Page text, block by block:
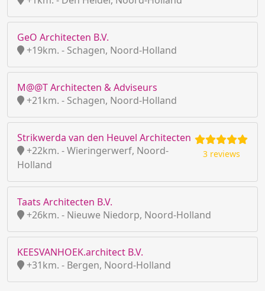
GeO Architecten B.V.
+19km. - Schagen, Noord-Holland
M@@T Architecten & Adviseurs
+21km. - Schagen, Noord-Holland
Strikwerda van den Heuvel Architecten
+22km. - Wieringerwerf, Noord-
Holland
3 reviews
Taats Architecten B.V.
+26km. - Nieuwe Niedorp, Noord-Holland
KEESVANHOEK.architect B.V.
+31km. - Bergen, Noord-Holland